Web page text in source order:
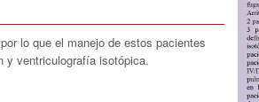
lo que el manejo de estos pacientes
y ventriculografía isotópica.